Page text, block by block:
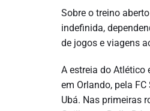
Sobre o treino
indefinida,
de jogos e viagens
A estreia do Atlético
em Orlando, pela
Ubá. Nas primeiras